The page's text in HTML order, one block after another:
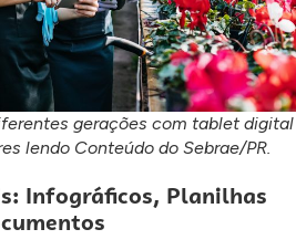
gerações com tablet digital
lendo Conteúdo do Sebrae/PR.
Infográficos, Planilhas